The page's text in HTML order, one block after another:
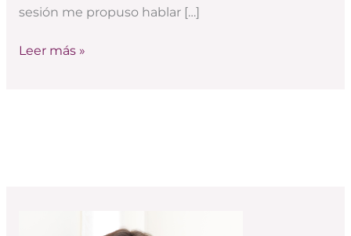
sesión me propuso hablar […]
Leer más »